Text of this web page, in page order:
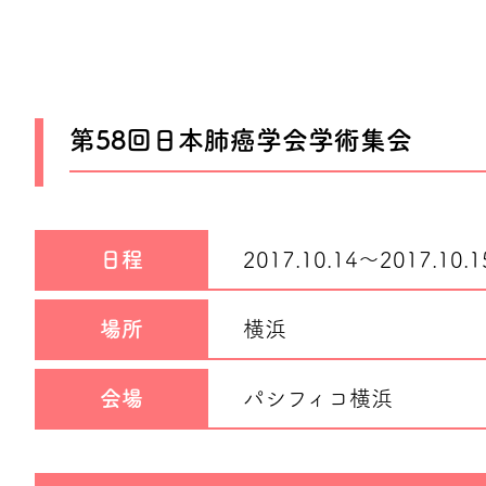
第58回日本肺癌学会学術集会
日程 2017.10.14～
場所 横浜
会場 パシフィコ横浜